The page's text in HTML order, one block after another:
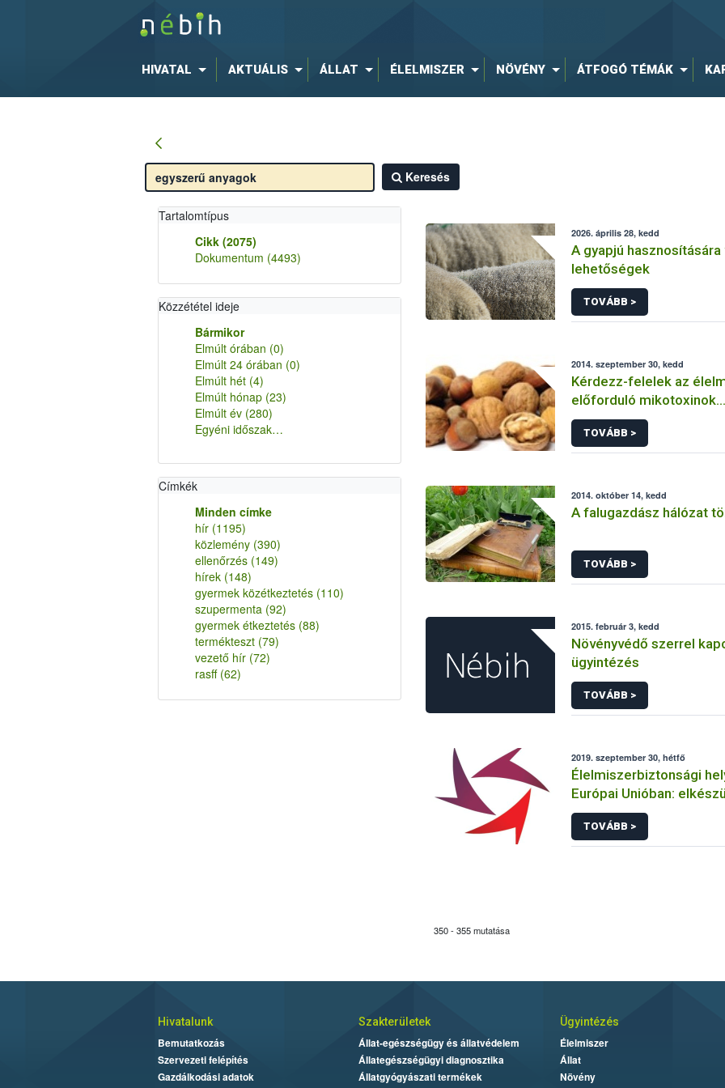
HIVATAL AKTUÁLIS ÁLLAT ÉLELMISZER NÖVÉNY ÁTFOGÓ TÉMÁK
Keresés
Tartalomtípus
Cikk (2075)
Dokumentum (4493)
Közzététel ideje
Bármikor
Elmúlt órában (0)
Elmúlt 24 órában (0)
Elmúlt hét (4)
Elmúlt hónap (23)
Elmúlt év (280)
Egyéni időszak…
Címkék
Minden címke
hír (1195)
közlemény (390)
ellenőrzés (149)
hírek (148)
gyermek közétkeztetés (110)
szupermenta (92)
gyermek étkeztetés (88)
termékteszt (79)
vezető hír (72)
rasff (62)
2026. április 28, kedd
A gyapjú
lehetőségek
TOVÁBB >
2014. szeptember 30, kedd
Kérdezz-felelek az
előforduló mikotoxinok
jelentőségéről
TOVÁBB >
2014. október 14, kedd
A falugazdász hálózat
TOVÁBB >
2015. február 3, kedd
Növényvédő szerrel
ügyintézés
TOVÁBB >
2019. szeptember 30, hétfő
Élelmiszerbiztonsági
Európai Unióban:
RASFF jelentés
TOVÁBB >
350 - 355 mutatása
Hivatalunk
Bemutatkozás
Szervezeti felépítés
Gazdálkodási adatok
Szakterületek
Állat-egészségügy és állatvédelem
Állategészségügyi diagnosztika
Állatgyógyászati termékek
Ügyintézés
Élelmiszer
Állat
Növény